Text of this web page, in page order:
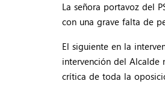
La señora portavoz del
con una grave falta de
El siguiente en la
intervención del Alcalde
crítica de toda la